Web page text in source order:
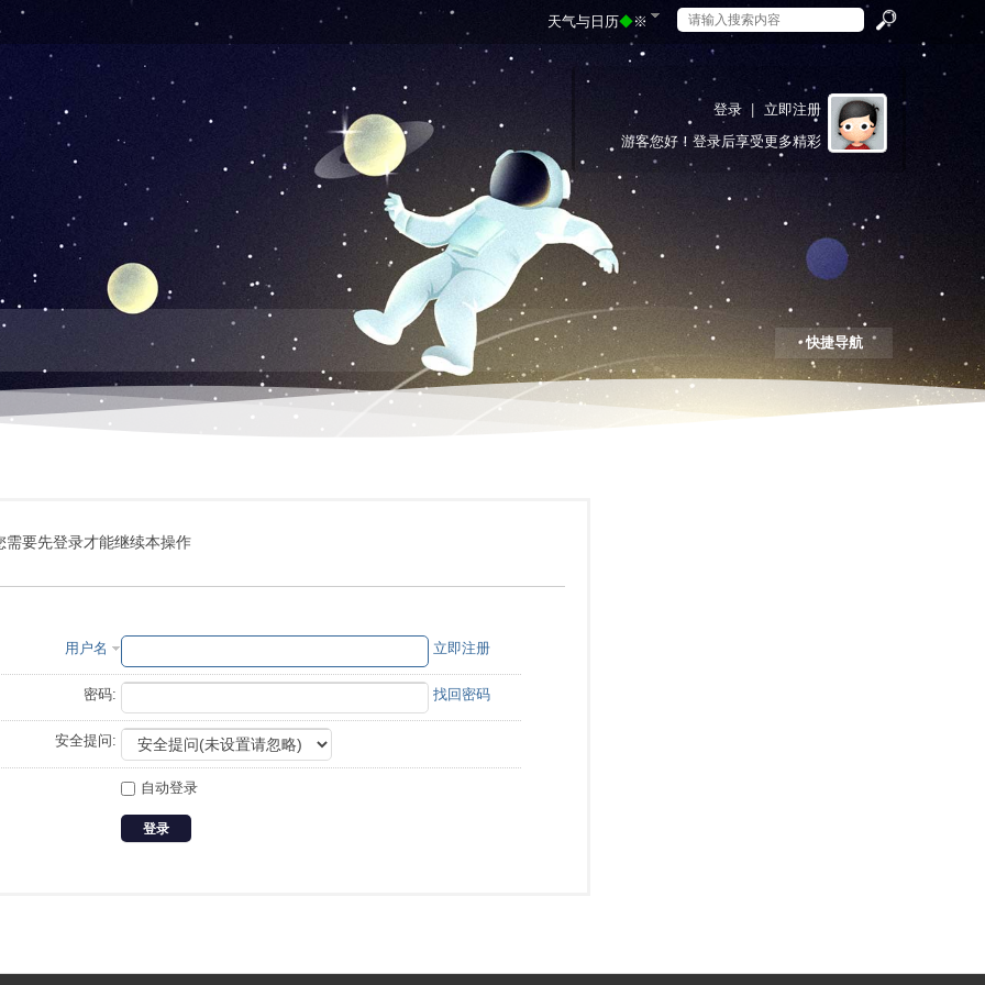
索
天气与日历◆※
登录
立即注册
游客您好！登录后享受更多精彩
快捷导航
需要先登录才能继续本操作
用户名 立即注册
密码: 找回密码
安全提问:
自动登录
登录